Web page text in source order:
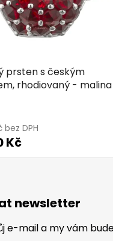
prsten s českým
rhodiovaný - malina
bez DPH
Kč
newsletter
e-mail a my vám